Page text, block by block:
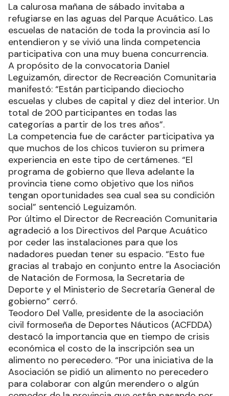
La calurosa mañana de sábado invitaba a
refugiarse en las aguas del Parque Acuático. Las
escuelas de natación de toda la provincia así lo
entendieron y se vivió una linda competencia
participativa con una muy buena concurrencia.
A propósito de la convocatoria Daniel
Leguizamón, director de Recreación Comunitaria
manifestó: “Están participando dieciocho
escuelas y clubes de capital y diez del interior. Un
total de 200 participantes en todas las
categorías a partir de los tres años”.
La competencia fue de carácter participativa ya
que muchos de los chicos tuvieron su primera
experiencia en este tipo de certámenes. “El
programa de gobierno que lleva adelante la
provincia tiene como objetivo que los niños
tengan oportunidades sea cual sea su condición
social” sentenció Leguizamón.
Por último el Director de Recreación Comunitaria
agradeció a los Directivos del Parque Acuático
por ceder las instalaciones para que los
nadadores puedan tener su espacio. “Esto fue
gracias al trabajo en conjunto entre la Asociación
de Natación de Formosa, la Secretaria de
Deporte y el Ministerio de Secretaría General de
gobierno” cerró.
Teodoro Del Valle, presidente de la asociación
civil formoseña de Deportes Náuticos (ACFDDA)
destacó la importancia que en tiempo de crisis
económica el costo de la inscripción sea un
alimento no perecedero. “Por una iniciativa de la
Asociación se pidió un alimento no perecedero
para colaborar con algún merendero o algún